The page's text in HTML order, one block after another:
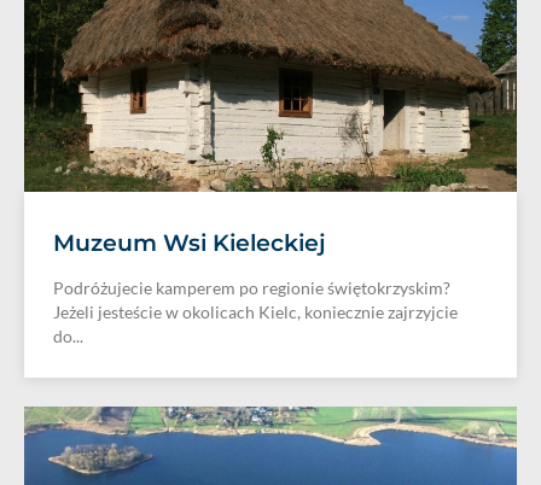
Muzeum Wsi Kieleckiej
Podróżujecie kamperem po regionie świętokrzyskim?
Jeżeli jesteście w okolicach Kielc, koniecznie zajrzyjcie
do...